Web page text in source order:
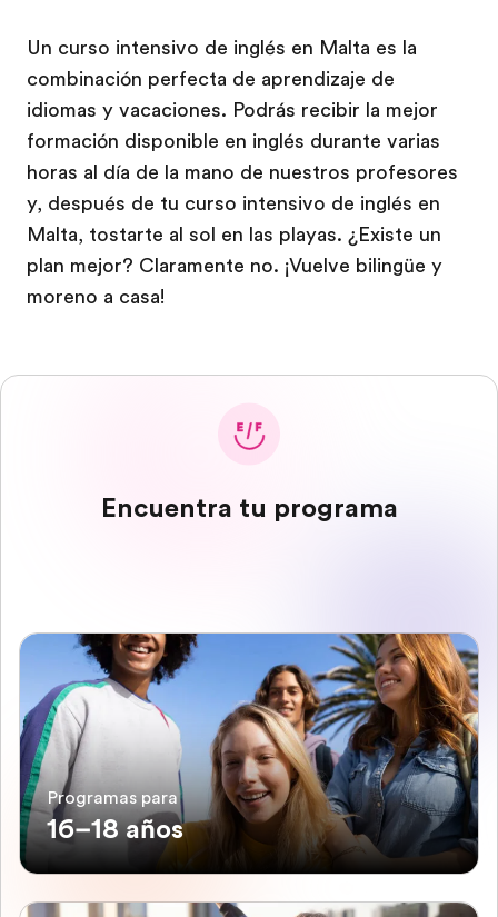
Un curso intensivo de inglés en Malta es la
combinación perfecta de aprendizaje de
idiomas y vacaciones. Podrás recibir la mejor
formación disponible en inglés durante varias
horas al día de la mano de nuestros profesores
y, después de tu curso intensivo de inglés en
Malta, tostarte al sol en las playas. ¿Existe un
plan mejor? Claramente no. ¡Vuelve bilingüe y
moreno a casa!
Encuentra tu programa
Programas para
16–18 años